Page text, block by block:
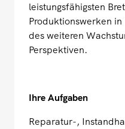
leistungsfähigsten
Produktionswerken
des weiteren
Perspektiven.
Ihre Aufgaben
Reparatur-,